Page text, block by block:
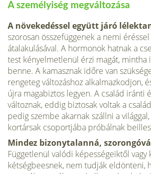
A személyiség megváltozása
A növekedéssel együtt járó
szorosan összefüggenek a nemi
átalakulásával. A hormonok hatnak a
test kényelmetlenül érzi magát, mintha
benne. A kamasznak időre van
rengeteg változáshoz alkalmazkodjon,
újra magabiztos legyen. A család iránti
változnak, eddig biztosak voltak a
pedig szembe akarnak szállni a
kortársak csoportjába próbálnak
Mindez bizonytalanná,
Függetlenül valódi képességeiktől vagy
kétségbeesnek, nem tudják eldönteni,